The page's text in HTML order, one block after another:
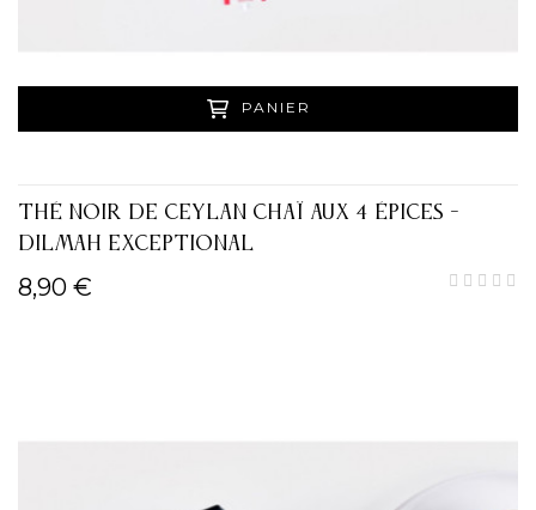
PANIER
THÉ NOIR DE CEYLAN CHAÏ AUX 4 ÉPICES -
DILMAH EXCEPTIONAL
8,90 €